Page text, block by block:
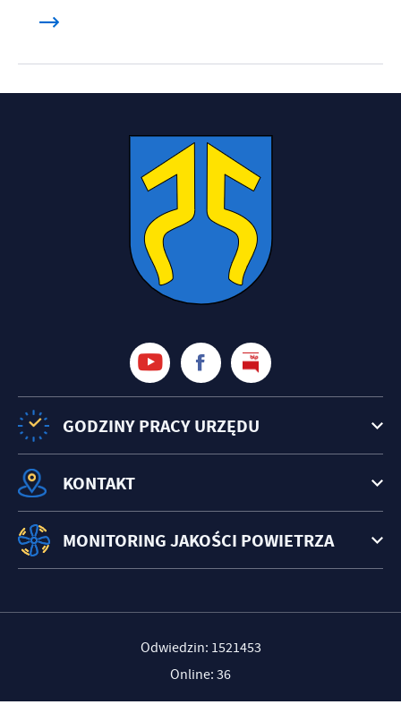
GODZINY PRACY URZĘDU
KONTAKT
MONITORING JAKOŚCI POWIETRZA
Odwiedzin: 1521453
Online: 36